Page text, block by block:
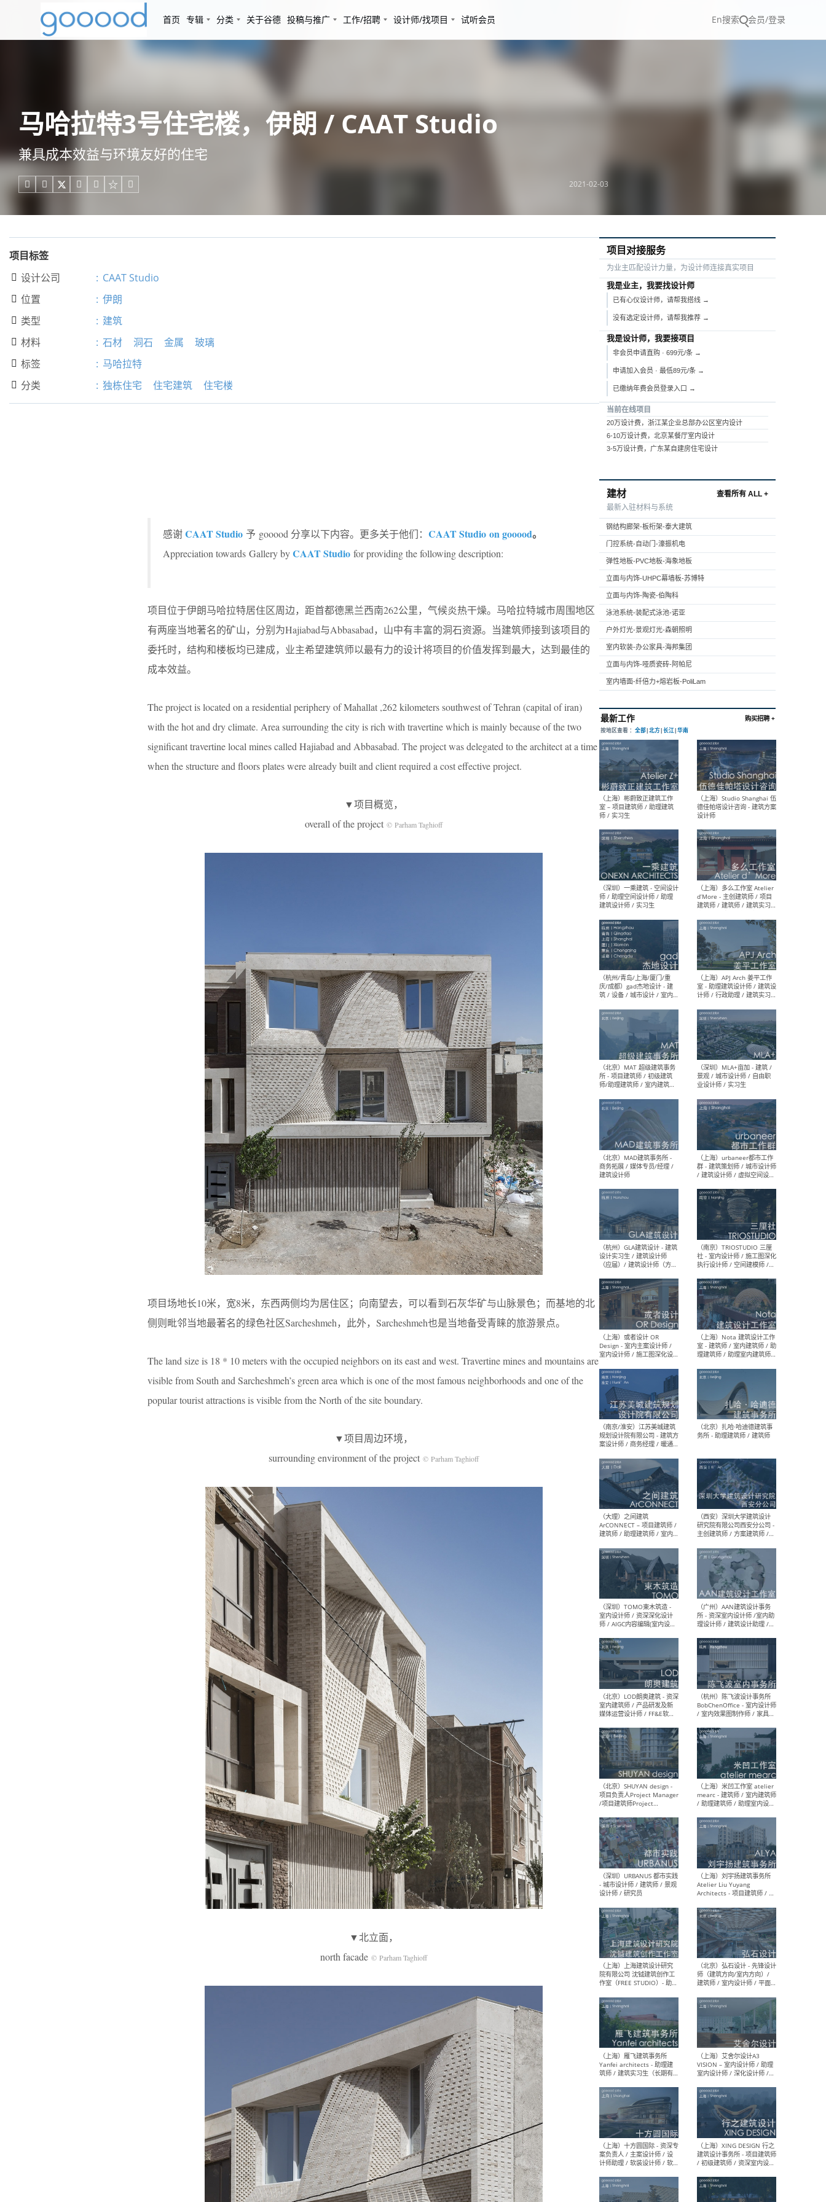
首页 专辑 分类 关于谷德 投稿与推广 工作/招聘 设计师/找项目 试听会员 En搜索 会员/登录
马哈拉特3号住宅楼，伊朗 / CAAT Studio
兼具成本效益与环境友好的住宅
     2021-02-03
项目标签
 设计公司 : CAAT Studio
 位置 : 伊朗
 类型 : 建筑
 材料 : 石材 洞石 金属 玻璃
 标签 : 马哈拉特
 分类 : 独栋住宅 住宅建筑 住宅楼
感谢CAAT Studio 予 gooood 分享以下内容。更多关于他们： CAAT Studio on gooood。
Appreciation towards Gallery byCAAT Studio for providing the following description:
项目位于伊朗马哈拉特居住区周边，距首都德黑兰西南262公里，气候炎热干燥。马哈拉特城市周围地区
有两座当地著名的矿山，分别为Hajiabad与Abbasabad，山中有丰富的洞石资源。当建筑师接到该项目的
委托时，结构和楼板均已建成，业主希望建筑师以最有力的设计将项目的价值发挥到最大，达到最佳的
成本效益。
The project is located on a residential periphery of Mahallat ,262 kilometers southwest of Tehran (capital of iran)
with the hot and dry climate. Area surrounding the city is rich with travertine which is mainly because of the two
significant travertine local mines called Hajiabad and Abbasabad. The project was delegated to the architect at a time
when the structure and floors plates were already built and client required a cost effective project.
▼项目概览，
overall of the project © Parham Taghioff
项目场地长10米，宽8米，东西两侧均为居住区；向南望去，可以看到石灰华矿与山脉景色；而基地的北
侧则毗邻当地最著名的绿色社区Sarcheshmeh，此外，Sarcheshmeh也是当地备受青睐的旅游景点。
The land size is 18 * 10 meters with the occupied neighbors on its east and west. Travertine mines and mountains are
visible from South and Sarcheshmeh’s green area which is one of the most famous neighborhoods and one of the
popular tourist attractions is visible from the North of the site boundary.
▼项目周边环境，
surrounding environment of the project © Parham Taghioff
▼北立面，
north facade © Parham Taghioff
项目对接服务
为业主匹配设计力量，为设计师连接真实项目
我是业主，我要找设计师
已有心仪设计师，请帮我搭线 →
没有选定设计师，请帮我推荐 →
我是设计师，我要接项目
非会员申请直购 · 699元/条 →
申请加入会员 · 最低89元/条 →
已缴纳年费会员登录入口 →
当前在线项目
20万设计费，浙江某企业总部办公区室内设计
6-10万设计费，北京某餐厅室内设计
3-5万设计费，广东某自建房住宅设计
建材
查看所有 ALL +
最新入驻材料与系统
钢结构廊架-板桁架-泰大建筑
门控系统-自动门-濠振机电
弹性地板-PVC地板-海象地板
立面与内饰-UHPC幕墙板-苏博特
立面与内饰-陶瓷-伯陶科
泳池系统-装配式泳池-诺亚
户外灯光-景观灯光-森朝照明
室内软装-办公家具-海邦集团
立面与内饰-哑质瓷砖-阿帕尼
室内墙面-纤倍力+熔岩板-PoliLam
最新工作
按地区查看 ：全部|北方|长江
（上海）彬蔚致正建筑工作
室 – 项目建筑师 / 助理建筑
师 / 实习生
（深圳）一乘建筑 - 空间设计
师 / 助理空间设计师 / 助理
建筑设计师 / 实习生
（杭州/青岛/上海/厦门/重
庆/成都）gad杰地设计 - 建
筑 / 设备 / 城市设计 / 室内 /
幕墙 / BIM / 成本 / 工程 / 运
营 / 品牌 / 观点views / 实习
等
（北京）MAT 超级建筑事务
所 - 项目建筑师 / 初级建筑
师/助理建筑师 / 室内建筑师
（北京）MAD建筑事务所 -
商务拓展 / 媒体专员/经理 /
设计实习生 / 建筑设计师
（应届）/ 建筑设计师（方案
设计）/ 建筑设计师（施工
图）/ 结构设计师 / 给排水设
计师
（上海）或者设计 OR
Design - 室内主案设计师 /
室内设计师 / 施工图深化设
计师 / 室内设计助理 / 新媒
体运营
（南京/淮安）江苏美城建筑
规划设计院有限公司 - 建筑方
案设计师 / 商务经理 / 暖通
设计师 / 造价工程师
（大理）之间建筑
ArCONNECT – 项目建筑师 /
建筑师 / 助理建筑师 / 室内
设计师 / 实习生
（深圳）TOMO東木筑造 -
室内设计师 / 资深深化设计
师 / AIGC内容编辑(室内设计
方向) / 照明设计师 / 软装设
计师
（北京）LOD朗奥建筑 - 资深
室内建筑师 / 产品研发及新
设计师 / 深化设计师 / 实习
（北京）SHUYAN design -
项目负责人Project Manager
/项目建筑师Project
Architect / 助理建筑师
Assistant Architect / 创始
人助理Founder's Assistant
/ 实习生Intern
（深圳）URBANUS 都市实践
- 城市设计师 / 建筑师 / 景观